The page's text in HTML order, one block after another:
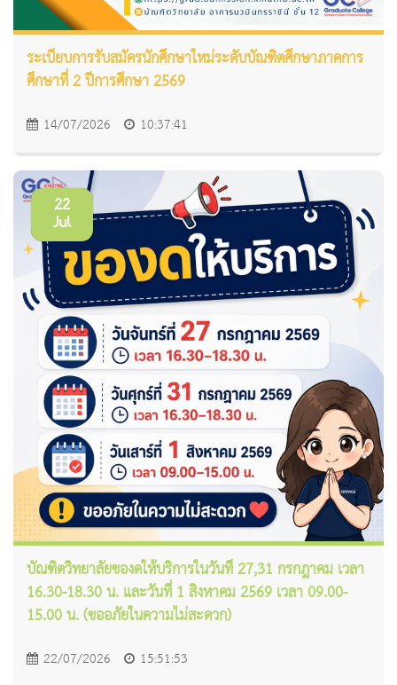
ระเบียบการรับสมัครนักศึกษาใหม่ระดับบัณฑิตศึกษาภาคการ
ศึกษาที่ 2 ปีการศึกษา 2569
14/07/2026 10:37:41
22
Jul
บัณฑิตวิทยาลัยของดให้บริการในวันที่ 27,31 กรกฎาคม เวลา
16.30-18.30 น. และวันที่ 1 สิงหาคม 2569 เวลา 09.00-
15.00 น. (ขออภัยในความไม่สะดวก)
22/07/2026 15:51:53